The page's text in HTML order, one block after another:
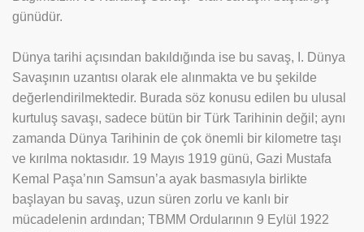
Spor
Sivil Toplum
Asayiş Toplum
günüdür.
Dünya tarihi açısından bakıldığında ise bu savaş, I. Dünya
Savaşının uzantısı olarak ele alınmakta ve bu şekilde
değerlendirilmektedir. Burada söz konusu edilen bu ulusal
kurtuluş savaşı, sadece bütün bir Türk Tarihinin değil; aynı
zamanda Dünya Tarihinin de çok önemli bir kilometre taşı
ve kırılma noktasıdır. 19 Mayıs 1919 günü, Gazi Mustafa
Kemal Paşa’nın Samsun’a ayak basmasıyla birlikte
başlayan bu savaş, uzun süren zorlu ve kanlı bir
mücadelenin ardından; TBMM Ordularının 9 Eylül 1922